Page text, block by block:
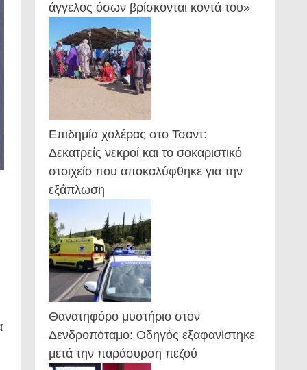
άγγελος όσων βρίσκονται κοντά του»
Επιδημία χολέρας στο Τσαντ:
Δεκατρείς νεκροί και το σοκαριστικό
στοιχείο που αποκαλύφθηκε για την
εξάπλωση
Θανατηφόρο μυστήριο στον
Δενδροπόταμο: Οδηγός εξαφανίστηκε
μετά την παράσυρση πεζού